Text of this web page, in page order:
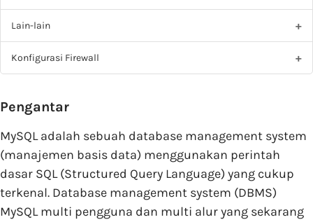
Lain-lain
Konfigurasi Firewall
Pengantar
MySQL adalah sebuah database management system
(manajemen basis data) menggunakan perintah
dasar SQL (Structured Query Language) yang cukup
terkenal. Database management system (DBMS)
MySQL multi pengguna dan multi alur yang sekarang